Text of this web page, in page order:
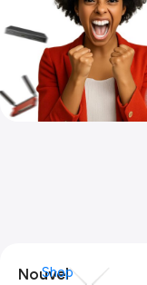
Nouvel
Shop